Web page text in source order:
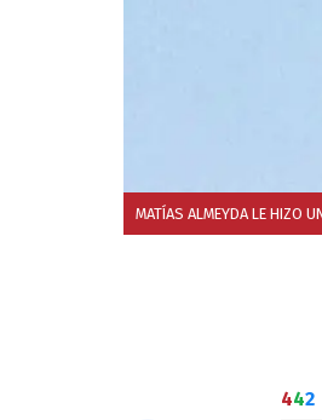
MATÍAS ALMEYDA LE HIZO
442